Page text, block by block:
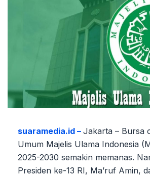
suaramedia.id – Jakarta – Bursa
Umum Majelis Ulama Indonesia
2025-2030 semakin memanas.
Presiden ke-13 RI, Ma’ruf Amin,